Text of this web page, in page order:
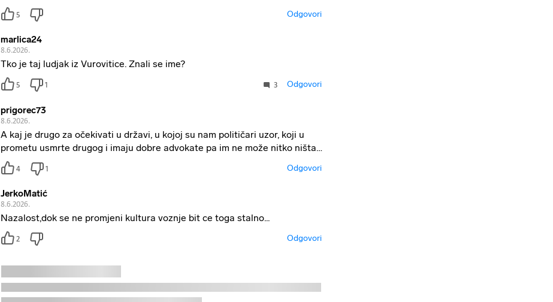
5 Odgovori
marlica24
8.6.2026.
Tko je taj ludjak iz Vurovitice. Znali se ime?
5 1 3 Odgovori
prigorec73
8.6.2026.
A kaj je drugo za očekivati u državi, u kojoj su nam političari uzor, koji u
prometu usmrte drugog i imaju dobre advokate pa im ne može nitko ništa…
4 1 Odgovori
JerkoMatić
8.6.2026.
Nazalost,dok se ne promjeni kultura voznje bit ce toga stalno...
2 Odgovori